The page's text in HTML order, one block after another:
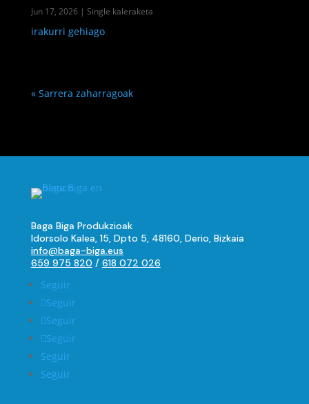
Jun 17, 2026 | Single kaleraketa
irakurri gehiago
« Sarrera zaharragoak
Baga Biga Produkzioak
Idorsolo Kalea, 15, Dpto 5, 48160, Derio, Bizkaia
info@baga-biga.eus
659 975 820 / 618 072 026
Seguir
Seguir
Seguir
Seguir
Seguir
Seguir